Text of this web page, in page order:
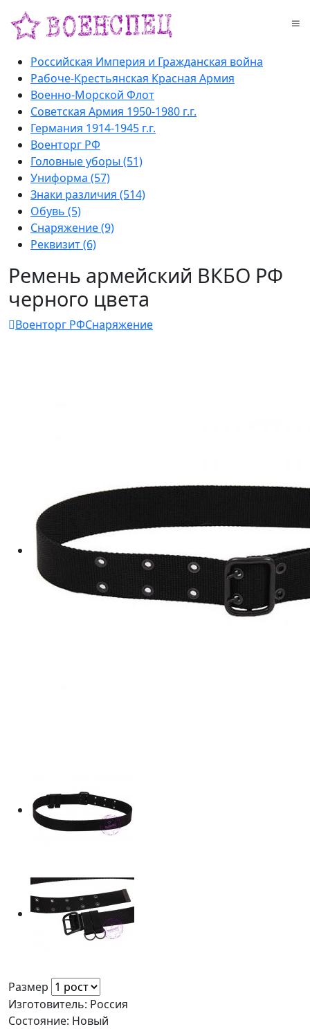
Российская Империя и Гражданская война
Рабоче-Крестьянская Красная Армия
Военно-Морской Флот
Советская Армия 1950-1980 г.г.
Германия 1914-1945 г.г.
Военторг РФ
Головные уборы (51)
Униформа (57)
Знаки различия (514)
Обувь (5)
Снаряжение (9)
Реквизит (6)
Ремень армейский ВКБО РФ
черного цвета
Военторг РФСнаряжение
Размер
Изготовитель: Россия
Состояние: Новый